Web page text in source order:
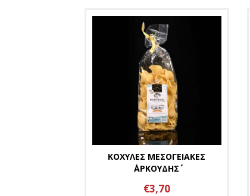
ΚΟΧΥΛΕΣ ΜΕΣΟΓΕΙΑΚΕΣ
΄΄ΑΡΚΟΥΔΗΣ΄΄
€3,70